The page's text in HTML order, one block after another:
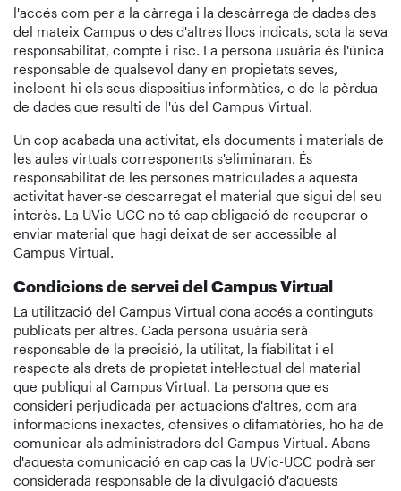
l'accés com per a la càrrega i la descàrrega de dades des
del mateix Campus o des d'altres llocs indicats, sota la seva
responsabilitat, compte i risc. La persona usuària és l'única
responsable de qualsevol dany en propietats seves,
incloent-hi els seus dispositius informàtics, o de la pèrdua
de dades que resulti de l'ús del Campus Virtual.
Un cop acabada una activitat, els documents i materials de
les aules virtuals corresponents s'eliminaran. És
responsabilitat de les persones matriculades a aquesta
activitat haver-se descarregat el material que sigui del seu
interès. La UVic-UCC no té cap obligació de recuperar o
enviar material que hagi deixat de ser accessible al
Campus Virtual.
Condicions de servei del Campus Virtual
La utilització del Campus Virtual dona accés a continguts
publicats per altres. Cada persona usuària serà
responsable de la precisió, la utilitat, la fiabilitat i el
respecte als drets de propietat intel·lectual del material
que publiqui al Campus Virtual. La persona que es
consideri perjudicada per actuacions d'altres, com ara
informacions inexactes, ofensives o difamatòries, ho ha de
comunicar als administradors del Campus Virtual. Abans
d'aquesta comunicació en cap cas la UVic-UCC podrà ser
considerada responsable de la divulgació d'aquests